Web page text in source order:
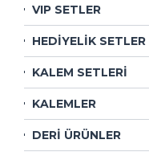
VIP SETLER
HEDİYELİK SETLER
KALEM SETLERİ
KALEMLER
DERİ ÜRÜNLER